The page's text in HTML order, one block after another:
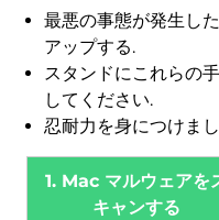
最悪の事態が発生し
アップする.
スタンドにこれらの
してください.
忍耐力を身につけま
1. Mac マルウェアを
キャンする